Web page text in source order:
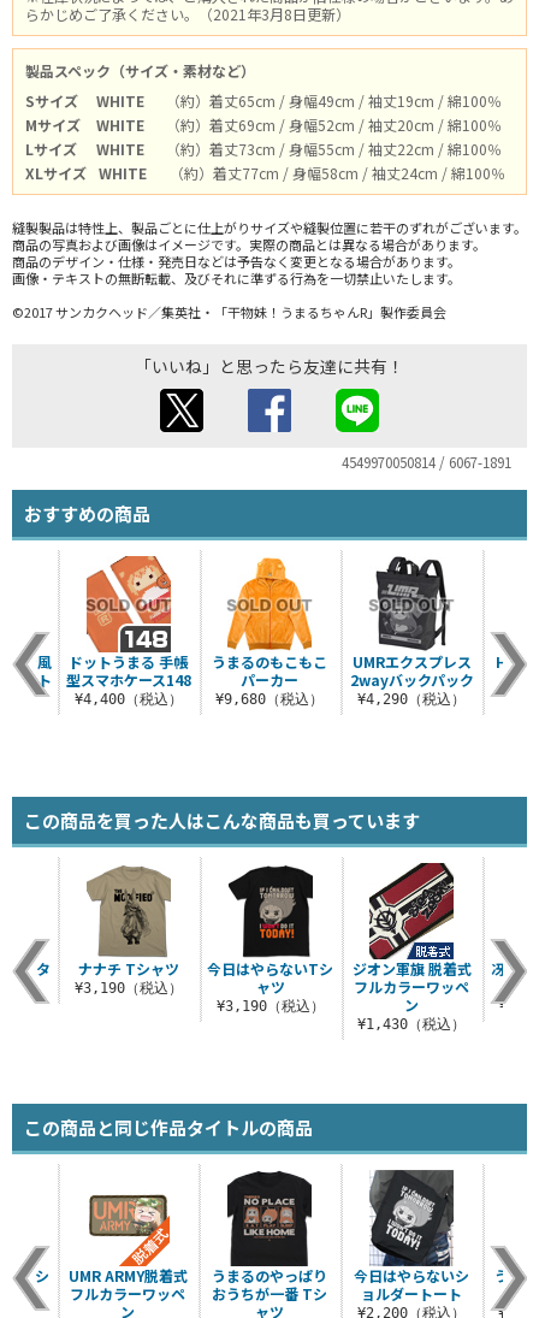
らかじめご了承ください。（2021年3月8日更新）
製品スペック（サイズ・素材など）
Sサイズ
WHITE
（約）着丈65cm / 身幅49cm / 袖丈19cm / 綿100％
Mサイズ
WHITE
（約）着丈69cm / 身幅52cm / 袖丈20cm / 綿100％
Lサイズ
WHITE
（約）着丈73cm / 身幅55cm / 袖丈22cm / 綿100％
XLサイズ WHITE （約）着丈77cm / 身幅58cm / 袖丈24cm / 綿100％
縫製製品は特性上、製品ごとに仕上がりサイズや縫製位置に若干のずれがございます。
商品の写真および画像はイメージです。実際の商品とは異なる場合があります。
商品のデザイン・仕様・発売日などは予告なく変更となる場合があります。
画像・テキストの無断転載、及びそれに準ずる行為を一切禁止いたします。
©2017 サンカクヘッド／集英社・「干物妹！うまるちゃんR」製作委員会
「いいね」と思ったら友達に共有！
4549970050814 / 6067-1891
おすすめの商品
うまるのもこもこ
パーカー
¥9,680（税込）
UMRエクスプレス
2wayバックパック
¥4,290（税込）
ス
ャン風
ケット
込）
ドットうまる 手帳
型スマホケース148
¥4,400（税込）
この商品を買った人はこんな商品も買っています
今日はやらないTシ
ャツ
¥3,190（税込）
ジオン軍旗 脱着式
フルカラーワッペ
ン
¥1,430（税込）
冴えな
B2タ
ー
込）
ナナチ Tシャツ
¥3,190（税込）
この商品と同じ作品タイトルの商品
うまるのやっぱり
おうちが一番 Tシ
ャツ
今日はやらないシ
ョルダートート
¥2,200（税込）
うま
っ
いTシ
込）
UMR ARMY脱着式
フルカラーワッペ
ン